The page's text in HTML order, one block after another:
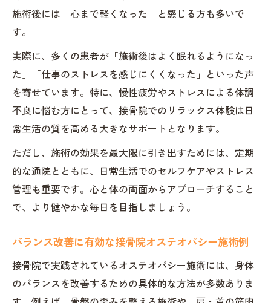
施術後には「心まで軽くなった」と感じる方も多いで
す。
実際に、多くの患者が「施術後はよく眠れるようになっ
た」「仕事のストレスを感じにくくなった」といった声
を寄せています。特に、慢性疲労やストレスによる体調
不良に悩む方にとって、接骨院でのリラックス体験は日
常生活の質を高める大きなサポートとなります。
ただし、施術の効果を最大限に引き出すためには、定期
的な通院とともに、日常生活でのセルフケアやストレス
管理も重要です。心と体の両面からアプローチすること
で、より健やかな毎日を目指しましょう。
バランス改善に有効な接骨院オステオパシー施術例
接骨院で実践されているオステオパシー施術には、身体
のバランスを改善するための具体的な方法が多数ありま